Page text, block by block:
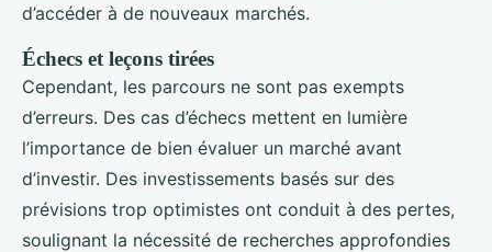
d’accéder à de nouveaux marchés.
Échecs et leçons tirées
Cependant, les parcours ne sont pas exempts
d’erreurs. Des cas d’échecs mettent en lumière
l’importance de bien évaluer un marché avant
d’investir. Des investissements basés sur des
prévisions trop optimistes ont conduit à des pertes,
soulignant la nécessité de recherches approfondies